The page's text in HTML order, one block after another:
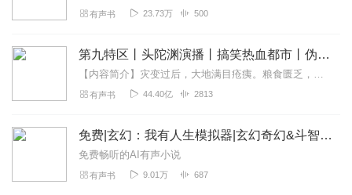
先给个五星再说……为什么要十个字才能发呢？？？？？？
2022-04-27
加油啊！赶快更新！😁😁😁
2022-04-23
有声书 23.73万 500
第九特区丨头陀渊演播丨搞笑热血都市丨伪戒丨VIP免费多人有声剧
【内容简介】灾变过后，大地满目疮痍。粮食匮乏，资源紧俏，局势混乱……一位从待规划区杀出来的青年，背对着漫天黄沙，孤身来到九区谋生，却不曾想偶然结识三五好友，一念...
有声书 44.40亿 2813
免费|玄幻：我有人生模拟器|玄幻奇幻&斗智斗勇&逆袭
免费畅听的AI有声小说
有声书 9.01万 687